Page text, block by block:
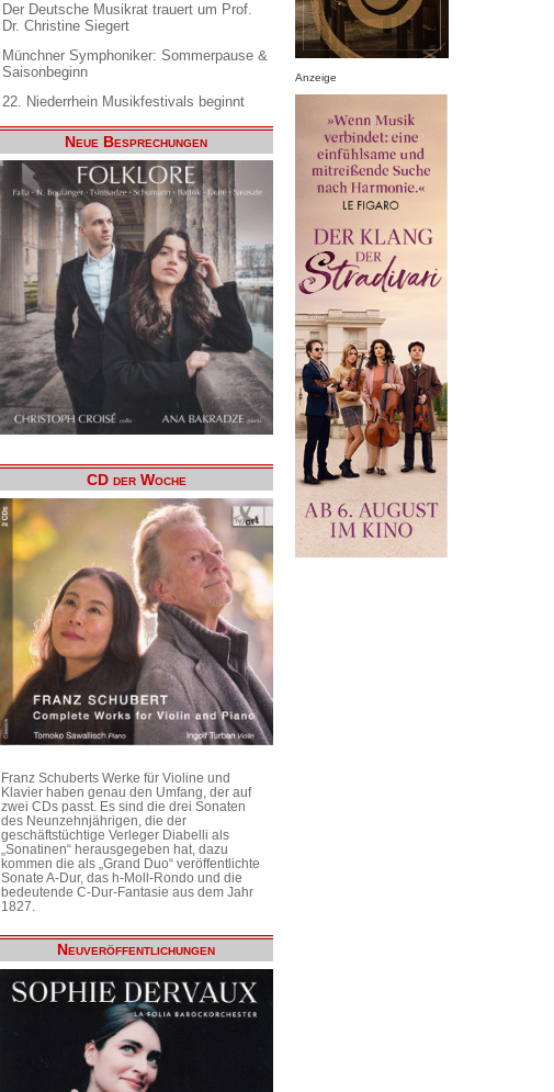
Der Deutsche Musikrat trauert um Prof.
Dr. Christine Siegert
Münchner Symphoniker: Sommerpause &
Saisonbeginn
22. Niederrhein Musikfestivals beginnt
Neue Besprechungen
CD der Woche
Franz Schuberts Werke für Violine und
Klavier haben genau den Umfang, der auf
zwei CDs passt. Es sind die drei Sonaten
des Neunzehnjährigen, die der
geschäftstüchtige Verleger Diabelli als
„Sonatinen“ herausgegeben hat, dazu
kommen die als „Grand Duo“ veröffentlichte
Sonate A-Dur, das h-Moll-Rondo und die
bedeutende C-Dur-Fantasie aus dem Jahr
1827.
Neuveröffentlichungen
Anzeige